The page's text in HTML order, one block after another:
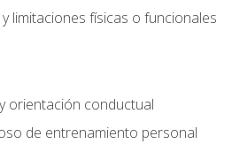
limitaciones físicas o funcionales
orientación conductual
de entrenamiento personal